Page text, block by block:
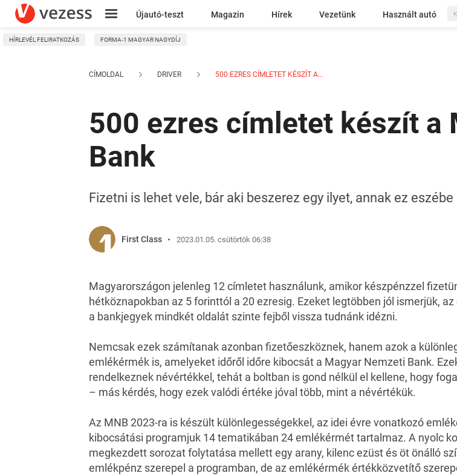
Újautó-teszt Magazin Hírek Vezetünk Használt autó
Kresz
HÍRLEVÉL FELIRATKOZÁS FORMA-1 MAGYAR NAGYDÍJ
CÍMOLDAL DRIVER 500 EZRES CÍMLETET KÉSZÍT A...
500 ezres címletet készít a
Bank
Fizetni is lehet vele, bár aki beszerez egy ilyet, annak ez
First Class 2023.01.05. csütörtök 06:38
Magyarországon jelenleg 12 címletet használunk, amikor készpénzzel
hétköznapokban az 5 forinttól a 20 ezresig. Ezeket legtöbben jól ismerjük,
a bankjegyek mindkét oldalát szinte fejből vissza tudnánk idézni.
Nemcsak ezek számítanak azonban fizetőeszköznek, hanem azok a
emlékérmék is, amelyeket időről időre kibocsát a Magyar Nemzeti Bank.
rendelkeznek névértékkel, tehát a boltban is gond nélkül el kellene, hogy
– más kérdés, hogy ezek valódi értéke jóval több, mint a névértékük.
Az MNB 2023-ra is készült különlegességekkel, az idei évre vonatkozó
kibocsátási programjuk 14 tematikában 24 emlékérmét tartalmaz. A nyolc
megkezdett sorozat folytatása mellett egy arany, kilenc ezüst és öt önálló
emlékpénz szerepel a programban, de az emlékérmék értékközvetítő